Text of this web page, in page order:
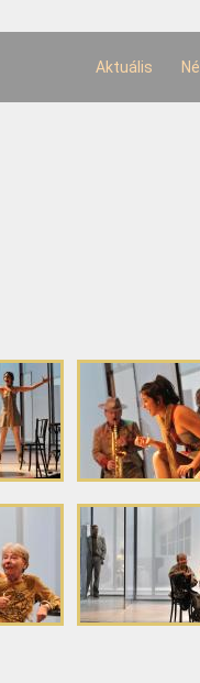
Aktuális